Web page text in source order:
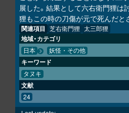
展した。結果として六右衛門狸は
狸もこの時の刀傷が元で死んだと
関連項目 芝右衛門狸 太三郎狸
地域・カテゴリ
日本 妖怪・その他
キーワード
タヌキ
文献
24